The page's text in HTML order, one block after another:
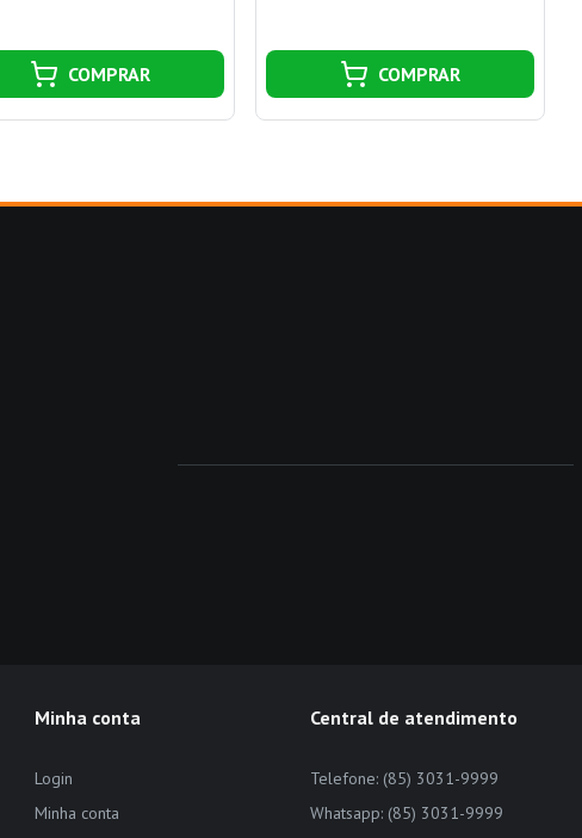
COMPRAR COMPRAR
Minha conta
Login
Minha conta
Central de atendimento
Telefone: (85) 3031-9999
Whatsapp: (85) 3031-9999